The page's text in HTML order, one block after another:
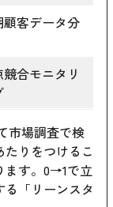
顧客データ分
合モニタリ
市場調査で検
りをつけるこ
ます。0→1で立
「リーンスタ